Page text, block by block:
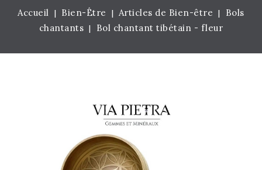
Accueil Bien-Être Articles de Bien-être
Bols
chantants
Bol chantant tibétain - fleur